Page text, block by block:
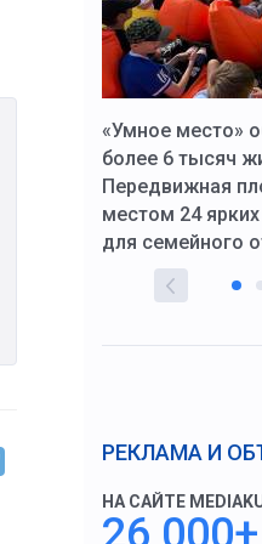
«Умное место»
более 6 тысяч
Передвижная
местом 24
для семейного
РЕКЛАМА И
НА САЙТЕ